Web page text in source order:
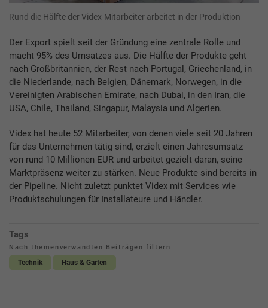
Rund die Hälfte der Videx-Mitarbeiter arbeitet in der Produktion
Der Export spielt seit der Gründung eine zentrale Rolle und
macht 95% des Umsatzes aus. Die Hälfte der Produkte geht
nach Großbritannien, der Rest nach Portugal, Griechenland, in
die Niederlande, nach Belgien, Dänemark, Norwegen, in die
Vereinigten Arabischen Emirate, nach Dubai, in den Iran, die
USA, Chile, Thailand, Singapur, Malaysia und Algerien.
Videx hat heute 52 Mitarbeiter, von denen viele seit 20 Jahren
für das Unternehmen tätig sind, erzielt einen Jahresumsatz
von rund 10 Millionen EUR und arbeitet gezielt daran, seine
Marktpräsenz weiter zu stärken. Neue Produkte sind bereits in
der Pipeline. Nicht zuletzt punktet Videx mit Services wie
Produktschulungen für Installateure und Händler.
Tags
Nach themenverwandten Beiträgen filtern
Technik Haus & Garten